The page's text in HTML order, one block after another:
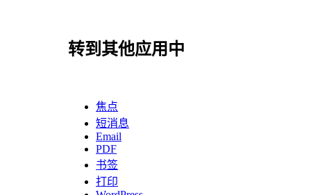
转到其他应用中
焦点
短消息
Email
PDF
书签
打印